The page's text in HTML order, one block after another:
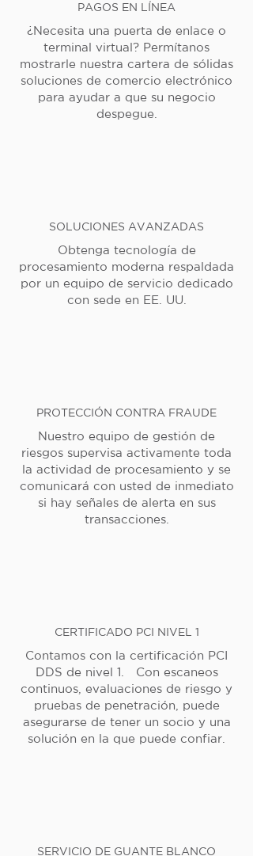
PAGOS EN LÍNEA
¿Necesita una puerta de enlace o
terminal virtual? Permítanos
mostrarle nuestra cartera de sólidas
soluciones de comercio electrónico
para ayudar a que su negocio
despegue.
SOLUCIONES AVANZADAS
Obtenga tecnología de
procesamiento moderna respaldada
por un equipo de servicio dedicado
con sede en EE. UU.
PROTECCIÓN CONTRA FRAUDE
Nuestro equipo de gestión de
riesgos supervisa activamente toda
la actividad de procesamiento y se
comunicará con usted de inmediato
si hay señales de alerta en sus
transacciones.
CERTIFICADO PCI NIVEL 1
Contamos con la certificación PCI
DDS de nivel 1. Con escaneos
continuos, evaluaciones de riesgo y
pruebas de penetración, puede
asegurarse de tener un socio y una
solución en la que puede confiar.
SERVICIO DE GUANTE BLANCO